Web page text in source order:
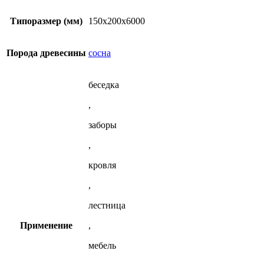
мм
Типоразмер (мм) 150x200x6000
Порода древесины сосна
Применение
беседка
,
заборы
,
кровля
,
лестница
,
мебель